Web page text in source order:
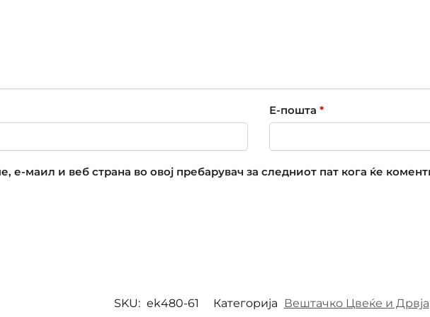
Е-пошта *
е-маил и веб страна во овој пребарувач за следниот пат кога ќе
SKU: ek480-61 Категорија Вештачко Цвеќе и Дрвја